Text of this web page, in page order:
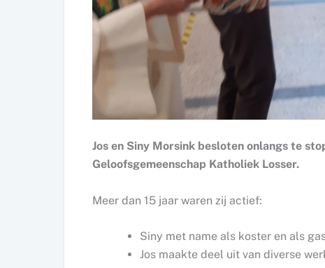
Jos en Siny Morsink besloten onlangs te
Geloofsgemeenschap Katholiek Losser.
Meer dan 15 jaar waren zij actief:
Siny met name als koster en als
Jos maakte deel uit van diverse